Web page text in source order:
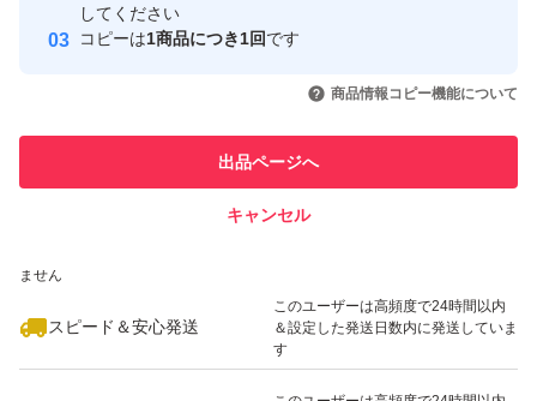
金土日祝日にご購入された場合、
翌郵便局営業日以降の発送となります
#ハイドロ
#プレミアム
取引実績
引を完了させた実績があります
での取引実績があります
ません
スピード＆安心発送
このユーザーは高頻度で24時間以内
＆設定した発送日数内に発送していま
す
してください
コピーは1商品につき1回です
商品情報コピー機能について
出品ページへ
キャンセル